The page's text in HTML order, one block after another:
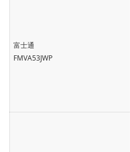
富士通
FMVA53JWP